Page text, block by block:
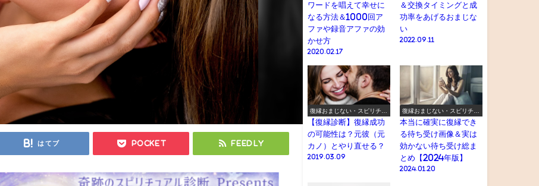
はてブ Pocket Feedly
ワードを唱えて幸せに
なる方法＆1000回ア
ファや録音アファの効
かせ方
2020.02.17
＆交換タイミングと成
功率をあげるおまじな
い
2022.09.11
復縁おまじない・スピリチュ
アル
【復縁診断】復縁成功
の可能性は？元彼（元
カノ）とやり直せる？
2019.03.09
復縁おまじない・スピリチュ
アル
本当に確実に復縁でき
る待ち受け画像＆実は
効かない待ち受け総ま
とめ【2024年版】
2024.01.20